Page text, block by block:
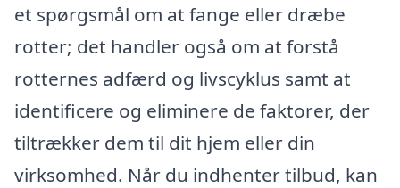
et spørgsmål om at fange eller dræbe
rotter; det handler også om at forstå
rotternes adfærd og livscyklus samt at
identificere og eliminere de faktorer, der
tiltrækker dem til dit hjem eller din
virksomhed. Når du indhenter tilbud, kan